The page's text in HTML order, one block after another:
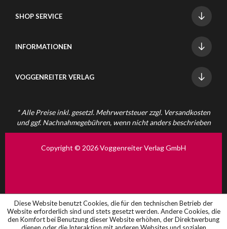
SHOP SERVICE
INFORMATIONEN
VOGGENREITER VERLAG
* Alle Preise inkl. gesetzl. Mehrwertsteuer zzgl. Versandkosten
und ggf. Nachnahmegebühren, wenn nicht anders beschrieben
Copyright © 2026 Voggenreiter Verlag GmbH
Diese Website benutzt Cookies, die für den technischen Betrieb der
Website erforderlich sind und stets gesetzt werden. Andere Cookies, die
den Komfort bei Benutzung dieser Website erhöhen, der Direktwerbung